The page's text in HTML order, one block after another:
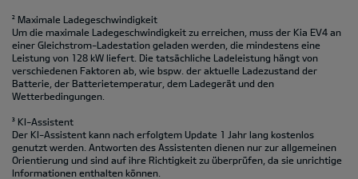
² Maximale Ladegeschwindigkeit
Um die maximale Ladegeschwindigkeit zu erreichen, muss der Kia EV4 an
einer Gleichstrom-Ladestation geladen werden, die mindestens eine
Leistung von 128 kW liefert. Die tatsächliche Ladeleistung hängt von
verschiedenen Faktoren ab, wie bspw. der aktuelle Ladezustand der
Batterie, der Batterietemperatur, dem Ladegerät und den
Wetterbedingungen.
³ KI-Assistent
Der KI-Assistent kann nach erfolgtem Update 1 Jahr lang kostenlos
genutzt werden. Antworten des Assistenten dienen nur zur allgemeinen
Orientierung und sind auf ihre Richtigkeit zu überprüfen, da sie unrichtige
Informationen enthalten können.